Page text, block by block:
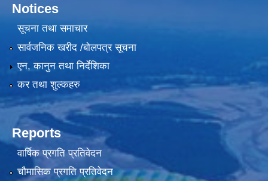
Notices
सूचना तथा समाचार
सार्वजनिक खरीद /बोलपत्र सूचना
एन, कानुन तथा निर्देशिका
कर तथा शुल्कहरु
Reports
वार्षिक प्रगति प्रतिवेदन
चौमासिक प्रगति प्रतिवेदन